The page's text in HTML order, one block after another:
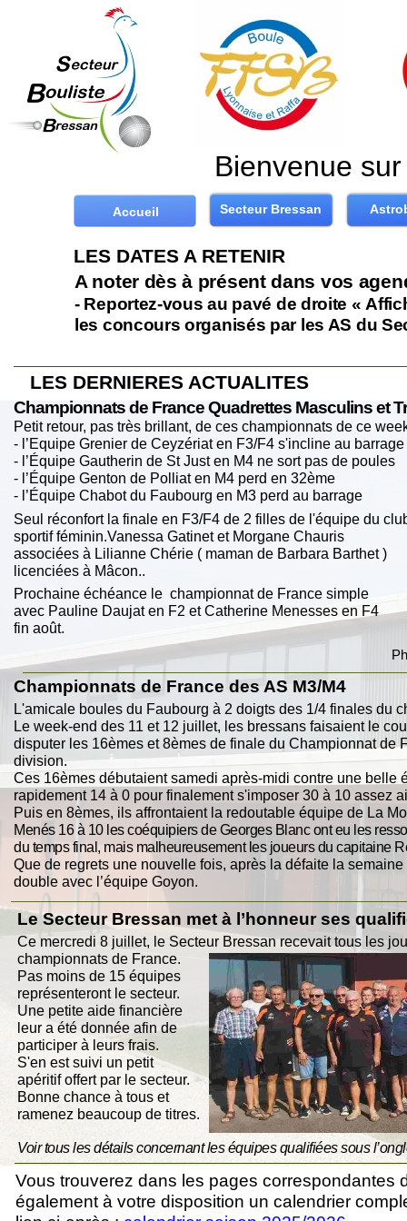
Accueil Secteur Bressan
Championnats de France Quadrettes Masculins et
Petit retour, pas très brillant, de ces championnats de ce
- l’Equipe Grenier de Ceyzériat en F3/F4 s'incline au barrage
- l’Équipe Gautherin de St Just en M4 ne sort pas de poules
- l’Équipe Genton de Polliat en M4 perd en 32ème
- l’Équipe Chabot du Faubourg en M3 perd au barrage
Seul réconfort la finale en F3/F4 de 2 filles de l'équipe du
sportif féminin.Vanessa Gatinet et Morgane Chauris
associées à Lilianne Chérie ( maman de Barbara Barthet )
licenciées à Mâcon..
Prochaine échéance le championnat de France simple
avec Pauline Daujat en F2 et Catherine Menesses en F4
fin août.
Le Secteur Bressan met à l’honneur ses
Ce mercredi 8 juillet, le Secteur Bressan recevait tous les
championnats de France.
Pas moins de 15 équipes
représenteront le secteur.
Une petite aide financière
leur a été donnée afin de
participer à leurs frais.
S'en est suivi un petit
apéritif offert par le secteur.
Bonne chance à tous et
ramenez beaucoup de titres.
Voir tous les détails concernant les équipes qualifiées sous
Championnats de France des AS M3/M4
L'amicale boules du Faubourg à 2 doigts des 1/4 finales du
Le week-end des 11 et 12 juillet, les bressans faisaient le
disputer les 16èmes et 8èmes de finale du Championnat de
division.
Ces 16èmes débutaient samedi après-midi contre une belle
rapidement 14 à 0 pour finalement s'imposer 30 à 10 assez
Puis en 8èmes, ils affrontaient la redoutable équipe de La
Menés 16 à 10 les coéquipiers de Georges Blanc ont eu les
du temps final, mais malheureusement les joueurs du capitaine
Que de regrets une nouvelle fois, après la défaite la
double avec l’équipe Goyon.
Vous trouverez dans les pages correspondantes
également à votre disposition un calendrier
LES DERNIERES ACTUALITES
Bienvenue
LES DATES A RETENIR
A noter dès à présent dans vos
-Reportez-vous au pavé de droite «
les concours organisés par les AS du